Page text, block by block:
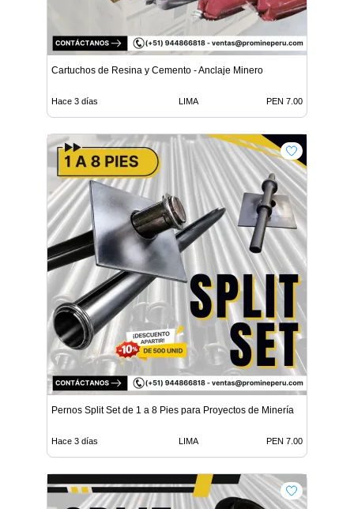
Cartuchos de Resina y Cemento - Anclaje Minero
Hace 3 días LIMA PEN 7.00
Pernos Split Set de 1 a 8 Pies para Proyectos de Minería
Hace 3 días LIMA PEN 7.00